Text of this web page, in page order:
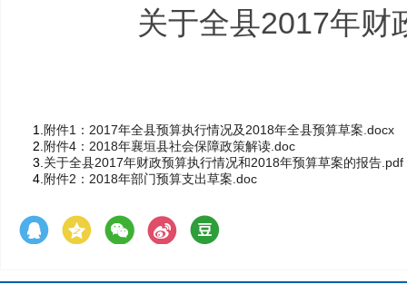
关于全县2017年财
1. 附件1：2017年全县预算执行情况及2018年全县预算草案.docx
2. 附件4：2018年襄垣县社会保障政策解读.doc
3. 关于全县2017年财政预算执行情况和2018年预算草案的报告.pdf
4. 附件2：2018年部门预算支出草案.doc